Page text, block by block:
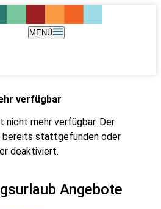
MENÜ
verfügbar
nicht mehr verfügbar. Der
bereits stattgefunden oder
deaktiviert.
Angebote